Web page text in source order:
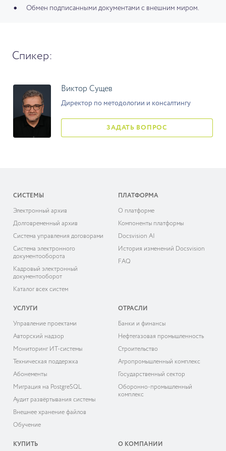
Обмен подписанными документами с внешним миром.
Спикер:
Виктор Сущев
Директор по методологии и консалтингу
ЗАДАТЬ ВОПРОС
СИСТЕМЫ
Электронный архив
Долговременный архив
Система управления договорами
Система электронного
документооборота
Кадровый электронный
документооборот
Каталог всех систем
ПЛАТФОРМА
О платформе
Компоненты платформы
Docsvision AI
История изменений Docsvision
FAQ
УСЛУГИ
Управление проектами
Авторский надзор
Мониторинг ИТ-системы
Техническая поддержка
Абонементы
Миграция на PostgreSQL
Аудит развёртывания системы
Внешнее хранение файлов
Обучение
ОТРАСЛИ
Банки и финансы
Нефтегазовая промышленность
Строительство
Агропромышленный комплекс
Государственный сектор
Оборонно-промышленный
комплекс
КУПИТЬ О КОМПАНИИ